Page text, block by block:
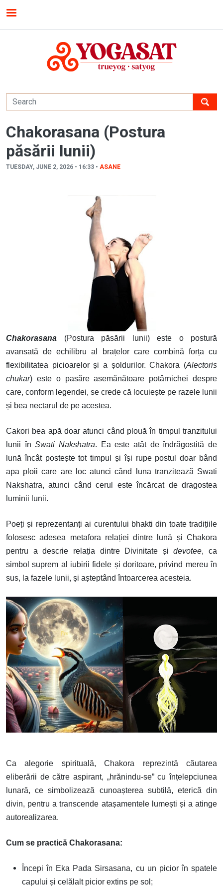
TUESDAY, JUNE 2, 2026 - 16:33 • ASANE
Chakorasana (Postura
păsării lunii)
Chakorasana
(Postura păsării lunii) este o postură
avansată de echilibru al brațelor care combină forța cu
flexibilitatea picioarelor și a șoldurilor. Chakora (Alectoris
chukar) este o pasăre asemănătoare potârnichei despre
care, conform legendei, se crede că locuiește pe razele lunii
și bea nectarul de pe acestea.
Cakori bea apă doar atunci când plouă în timpul tranzitului
lunii înSwati Nakshatra. Ea este atât de îndrăgostită de
lună încât postește tot timpul și își rupe postul doar bând
apa ploii care are loc atunci când luna tranzitează Swati
Nakshatra, atunci când cerul este încărcat de dragostea
luminii lunii.
Poeți și reprezentanți ai curentului bhakti din toate tradițiile
folosesc adesea metafora relației dintre lună și Chakora
pentru a descrie relația dintre Divinitate șidevotee, ca
simbol suprem al iubirii fidele și doritoare, privind mereu în
sus, la fazele lunii, și așteptând întoarcerea acesteia.
Image
Ca alegorie spirituală, Chakora reprezintă căutarea
eliberării de către aspirant, „hrănindu-se” cu înțelepciunea
lunară, ce simbolizează cunoașterea subtilă, eterică din
divin, pentru a transcende atașamentele lumești și a atinge
autorealizarea.
Cum se practică Chakorasana:
Începi în Eka Pada Sirsasana, cu un picior în spatele
capului și celălalt picior extins pe sol;